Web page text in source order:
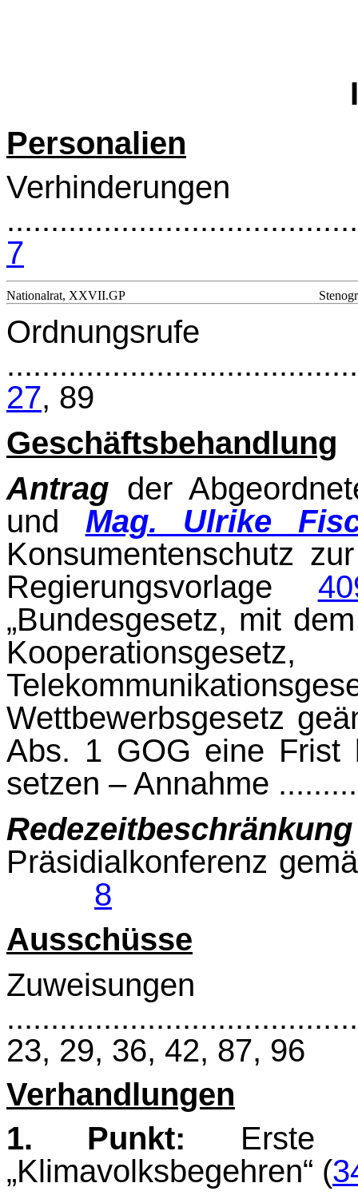
Personalien
Verhinderungen
7
Nationalrat, XXVII.GP
Ordnungsrufe
27, 89
Geschäftsbehandlung
Antrag der
und Mag. Ulrike
Konsumentenschutz
Regierungsvor­lage
„Bundesgesetz, mit
Wettbewerbs­gesetz
Abs. 1 GOG eine Frist
setzen – Annahme
Redezeitbeschränkung
Präsidialkonferenz
8
Ausschüsse
Zuweisungen
23, 29, 36, 42, 87, 96
Verhandlungen
1. Punkt: Erste
„Klimavolksbegehren“ (